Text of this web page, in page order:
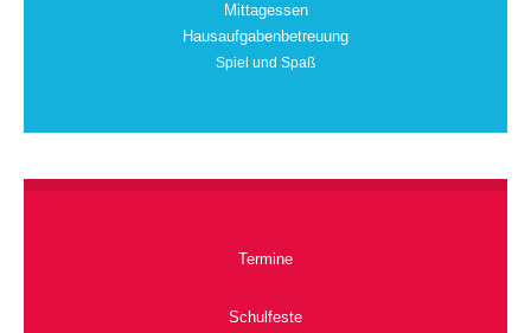
Mittagessen
Hausaufgabenbetreuung
Spiel und Spaß
Termine
Schulfeste